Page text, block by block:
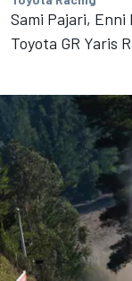
Sami Pajari, Enni
Toyota GR Yaris